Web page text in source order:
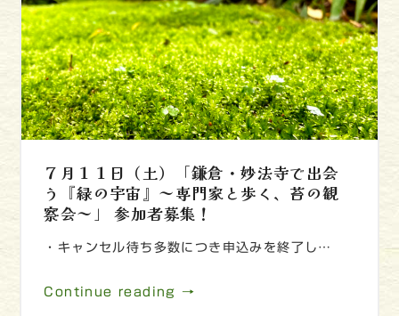
７月１１日（土）「鎌倉・妙法寺で出会
う『緑の宇宙』～専門家と歩く、苔の観
察会～」 参加者募集！
・キャンセル待ち多数につき申込みを終了し…
Continue reading →